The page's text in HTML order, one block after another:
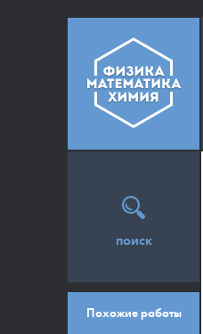
поиск
Похожие работы